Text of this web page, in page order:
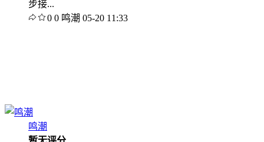
步接...
0 0 鸣潮 05-20 11:33
鸣潮